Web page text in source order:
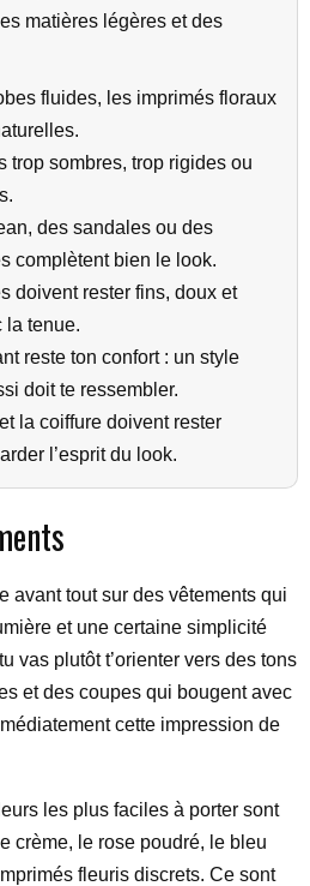
matières légères et des
fluides, les imprimés floraux
trop sombres, trop rigides ou
des sandales ou des
complètent bien le look.
doivent rester fins, doux et
la tenue.
reste ton confort : un style
doit te ressembler.
la coiffure doivent rester
l’esprit du look.
avant tout sur des vêtements qui
et une certaine simplicité
vas plutôt t’orienter vers des tons
et des coupes qui bougent avec
cette impression de
les plus faciles à porter sont
crème, le rose poudré, le bleu
fleuris discrets. Ce sont